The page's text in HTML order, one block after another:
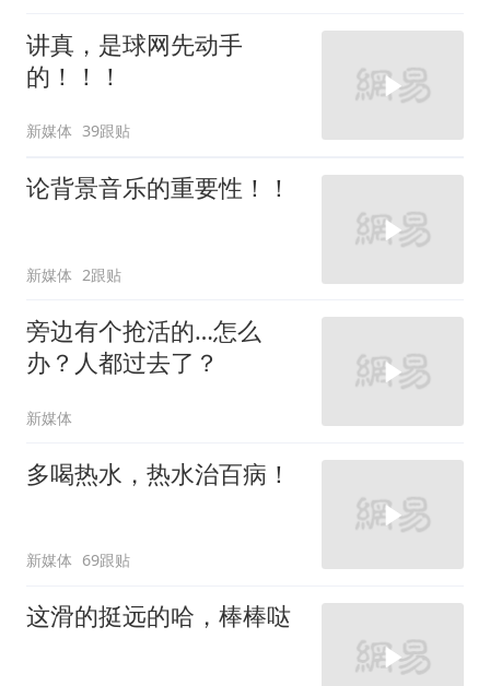
讲真，是球网先动手
的！！！
新媒体 39跟贴
论背景音乐的重要性！！
新媒体 2跟贴
旁边有个抢活的…怎么
办？人都过去了？
新媒体
多喝热水，热水治百病！
新媒体 69跟贴
这滑的挺远的哈，棒棒哒